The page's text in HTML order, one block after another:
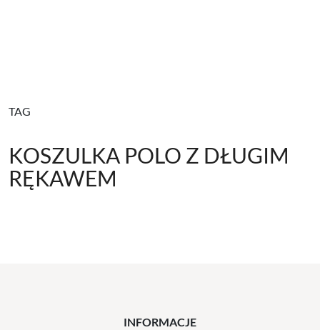
TAG
KOSZULKA POLO Z DŁUGIM
RĘKAWEM
INFORMACJE